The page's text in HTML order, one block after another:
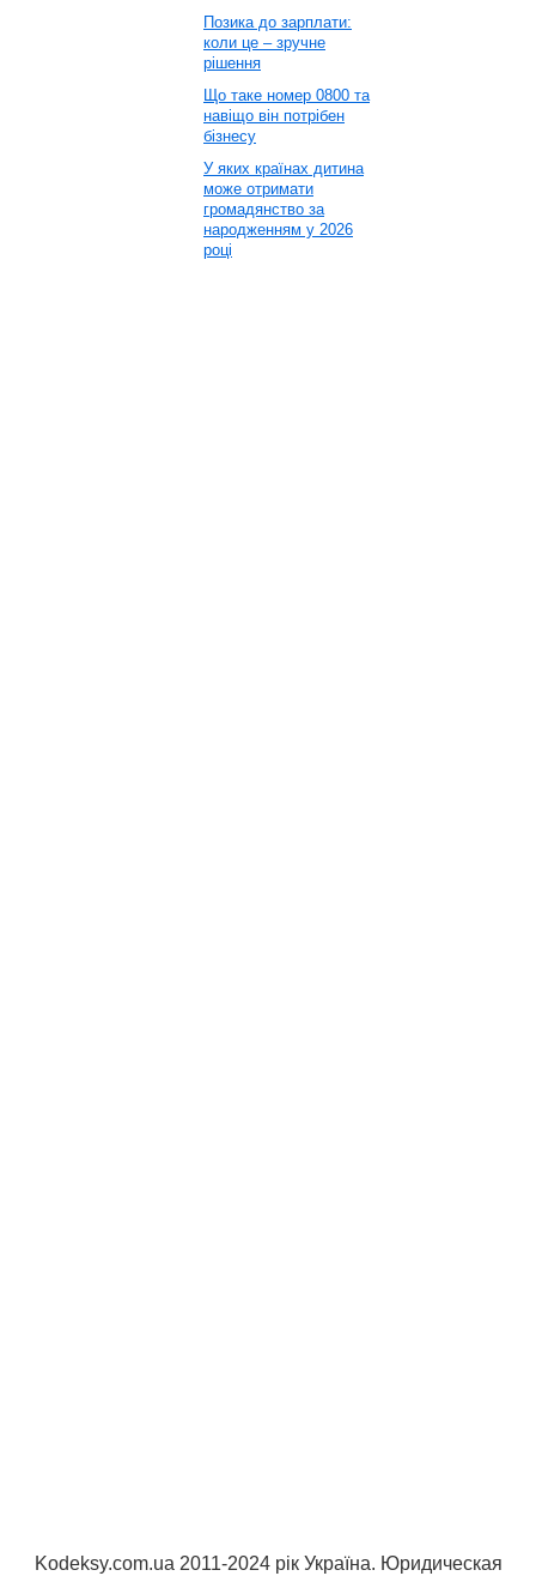
Позика до зарплати:
коли це – зручне
рішення
Що таке номер 0800 та
навіщо він потрібен
бізнесу
У яких країнах дитина
може отримати
громадянство за
народженням у 2026
році
Kodeksy.com.ua 2011-2024 рік Україна. Юридическая